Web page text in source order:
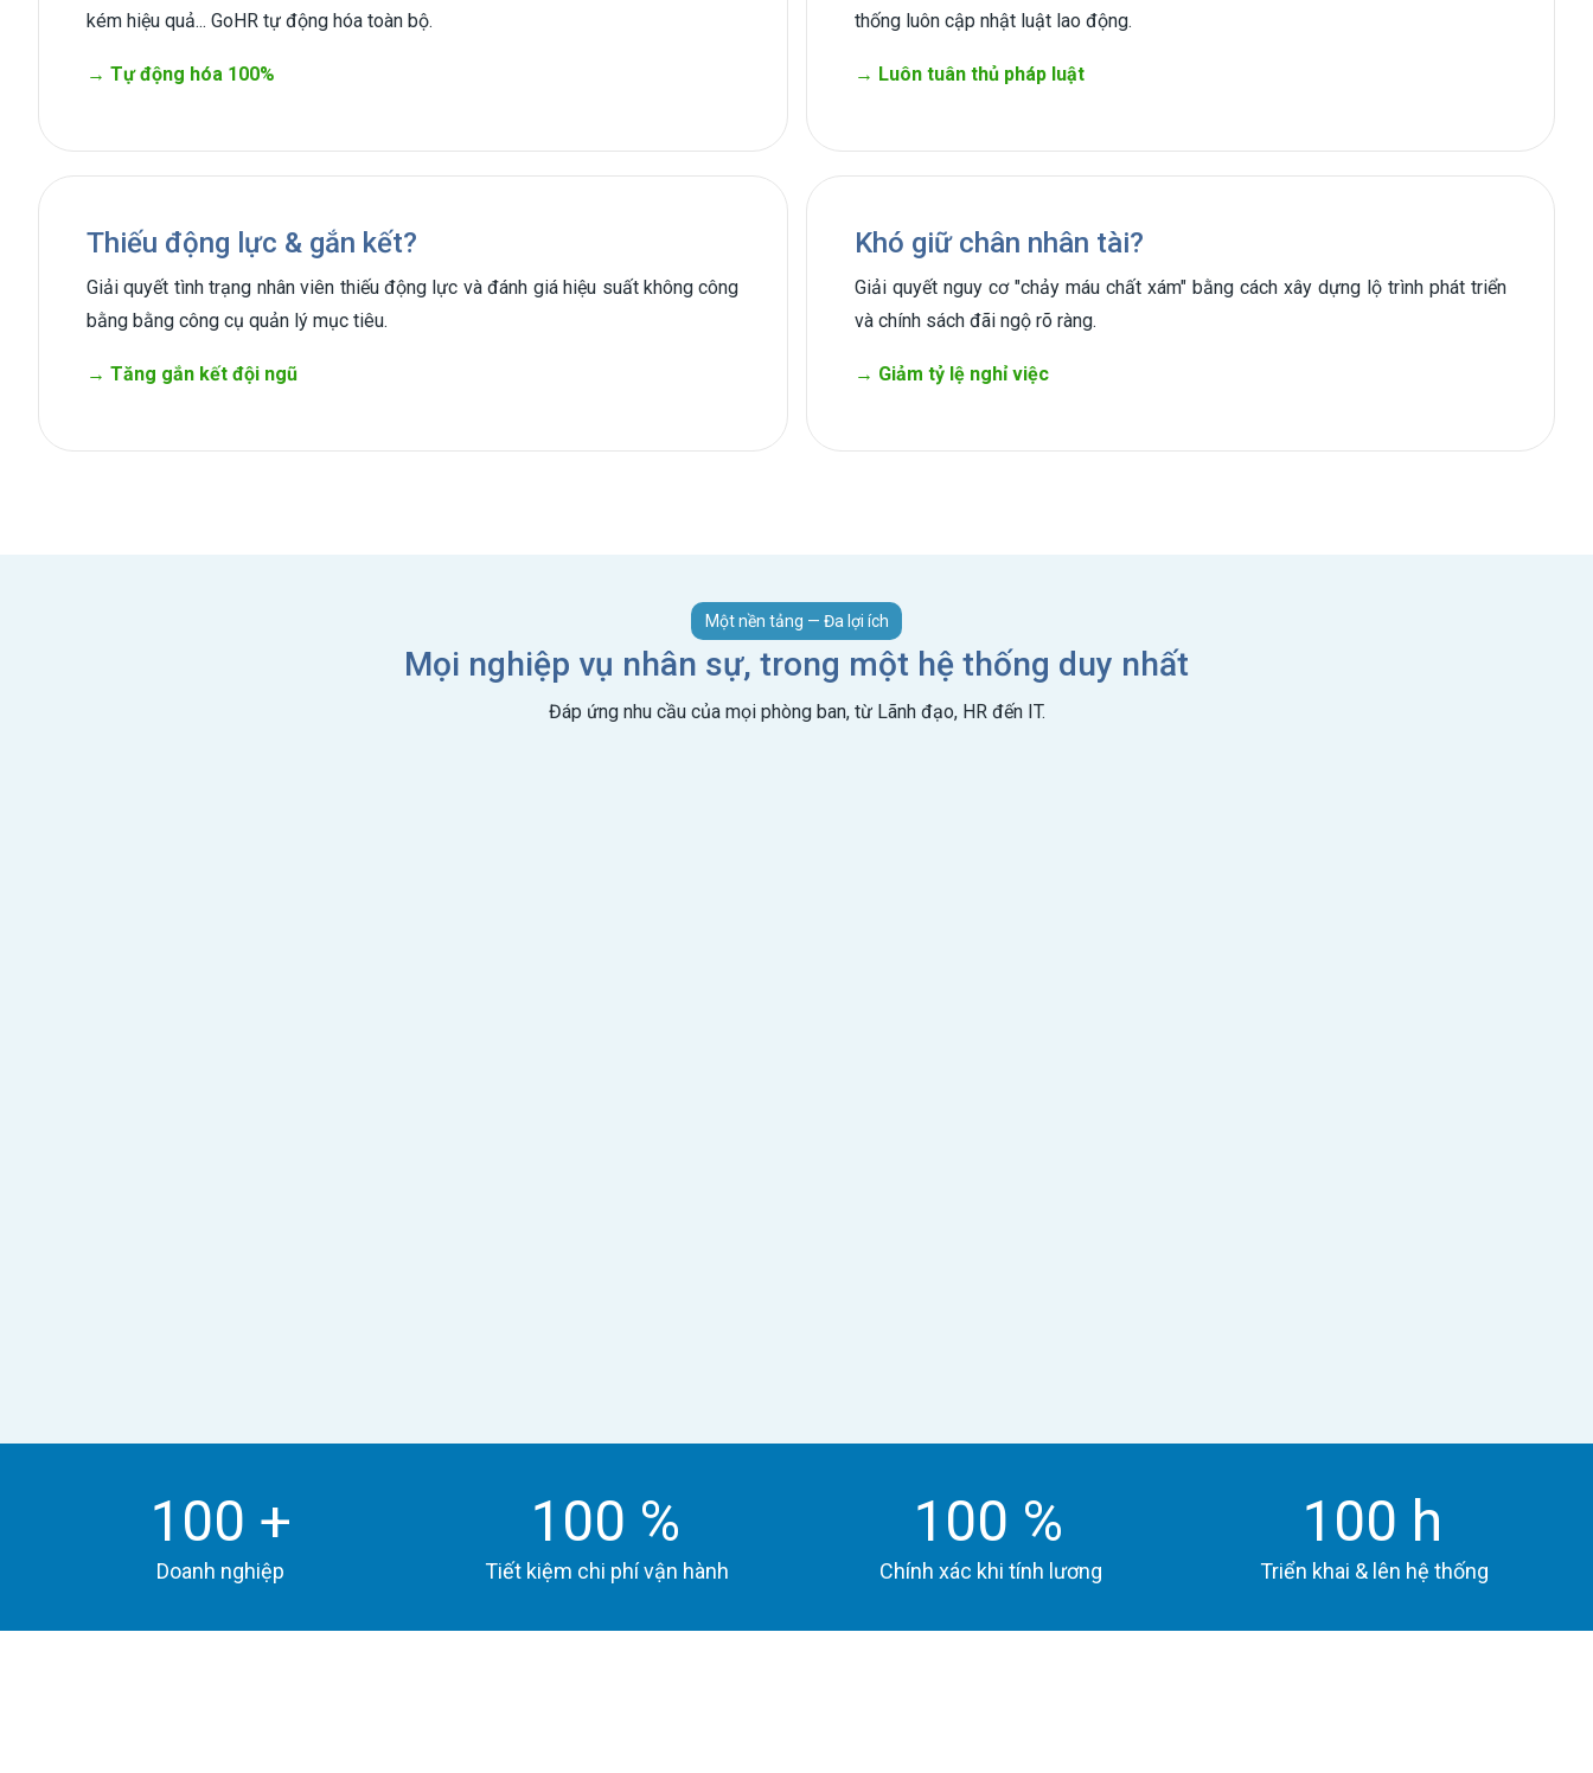
kém hiệu quả... GoHR tự động hóa toàn bộ.
→ Tự động hóa 100%
thống luôn cập nhật luật lao động.
→ Luôn tuân thủ pháp luật
Thiếu động lực & gắn kết?
Giải quyết tình trạng nhân viên thiếu động lực và đánh giá hiệu suất không công
bằng bằng công cụ quản lý mục tiêu.
→ Tăng gắn kết đội ngũ
Khó giữ chân nhân tài?
Giải quyết nguy cơ "chảy máu chất xám" bằng cách xây dựng lộ trình phát triển
và chính sách đãi ngộ rõ ràng.
→ Giảm tỷ lệ nghỉ việc
Một nền tảng — Đa lợi ích
Mọi nghiệp vụ nhân sự, trong một hệ thống duy nhất
Đáp ứng nhu cầu của mọi phòng ban, từ Lãnh đạo, HR đến IT.
Quản lý ứng viên, theo dõi pipeline tuyển dụng từ
Quản lý KPI/OKR, phản hồi liên tục, đánh giá công
Dashboard trực quan, báo cáo real-time giúp lãnh
100 +
Doanh nghiệp
100 %
Tiết kiệm chi phí vận hành
100 %
Chính xác khi tính lương
100 h
Triển khai & lên hệ thống